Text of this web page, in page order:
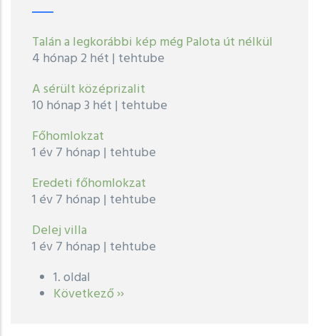
Talán a legkorábbi kép még Palota út nélkül
4 hónap 2 hét | tehtube
A sérült középrizalit
10 hónap 3 hét | tehtube
Főhomlokzat
1 év 7 hónap | tehtube
Eredeti főhomlokzat
1 év 7 hónap | tehtube
Delej villa
1 év 7 hónap | tehtube
Oldalszámozás
1. oldal
Következő
Következő ››